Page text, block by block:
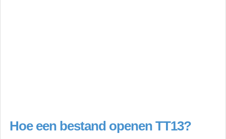
Hoe een bestand openen TT13?